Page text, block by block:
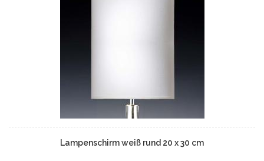
Lampenschirm weiß rund 20 x 30 cm